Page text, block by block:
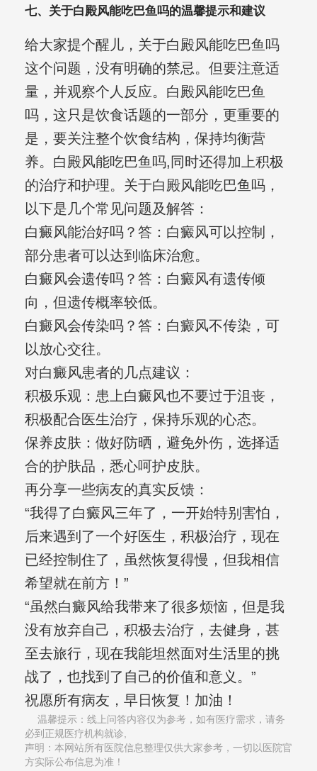
七、关于白殿风能吃巴鱼吗的温馨提示和建议
给大家提个醒儿，关于白殿风能吃巴鱼吗
这个问题，没有明确的禁忌。但要注意适
量，并观察个人反应。白殿风能吃巴鱼
吗，这只是饮食话题的一部分，更重要的
是，要关注整个饮食结构，保持均衡营
养。白殿风能吃巴鱼吗,同时还得加上积极
的治疗和护理。关于白殿风能吃巴鱼吗，
以下是几个常见问题及解答：
白癜风能治好吗？答：白癜风可以控制，
部分患者可以达到临床治愈。
白癜风会遗传吗？答：白癜风有遗传倾
向，但遗传概率较低。
白癜风会传染吗？答：白癜风不传染，可
以放心交往。
对白癜风患者的几点建议：
积极乐观：患上白癜风也不要过于沮丧，
积极配合医生治疗，保持乐观的心态。
保养皮肤：做好防晒，避免外伤，选择适
合的护肤品，悉心呵护皮肤。
再分享一些病友的真实反馈：
“我得了白癜风三年了，一开始特别害怕，
后来遇到了一个好医生，积极治疗，现在
已经控制住了，虽然恢复得慢，但我相信
希望就在前方！”
“虽然白癜风给我带来了很多烦恼，但是我
没有放弃自己，积极去治疗，去健身，甚
至去旅行，现在我能坦然面对生活里的挑
战了，也找到了自己的价值和意义。”
祝愿所有病友，早日恢复！加油！
温馨提示：线上问答内容仅为参考，如有医疗需求，请务
必到正规医疗机构就诊,
声明：本网站所有医院信息整理仅供大家参考，一切以医院官
方实际公布信息为准！